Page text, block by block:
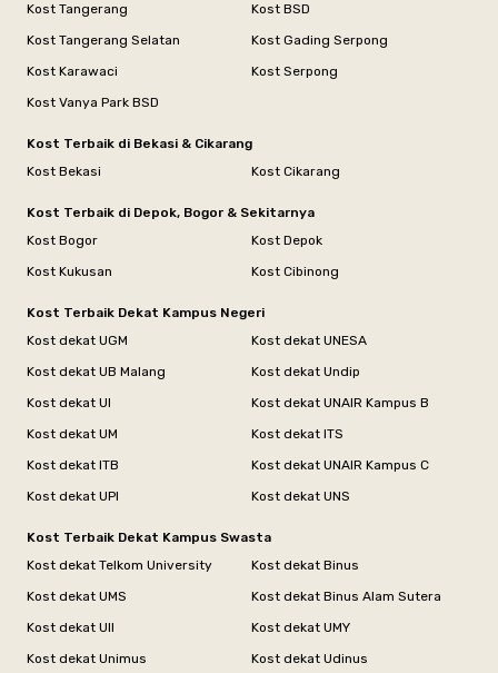
Kost Tangerang
Kost BSD
Kost Tangerang Selatan
Kost Gading Serpong
Kost Karawaci
Kost Serpong
Kost Vanya Park BSD
Kost Terbaik di Bekasi & Cikarang
Kost Bekasi
Kost Cikarang
Kost Terbaik di Depok, Bogor & Sekitarnya
Kost Bogor
Kost Depok
Kost Kukusan
Kost Cibinong
Kost Terbaik Dekat Kampus Negeri
Kost dekat UGM
Kost dekat UNESA
Kost dekat UB Malang
Kost dekat Undip
Kost dekat UI
Kost dekat UNAIR Kampus B
Kost dekat UM
Kost dekat ITS
Kost dekat ITB
Kost dekat UNAIR Kampus C
Kost dekat UPI
Kost dekat UNS
Kost Terbaik Dekat Kampus Swasta
Kost dekat Telkom University
Kost dekat Binus
Kost dekat UMS
Kost dekat Binus Alam Sutera
Kost dekat UII
Kost dekat UMY
Kost dekat Unimus
Kost dekat Udinus